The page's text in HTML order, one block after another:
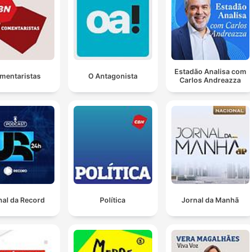
O Antagonista
Estadão Analisa com
Carlos Andreazza
da Record Política Jornal da Manhã